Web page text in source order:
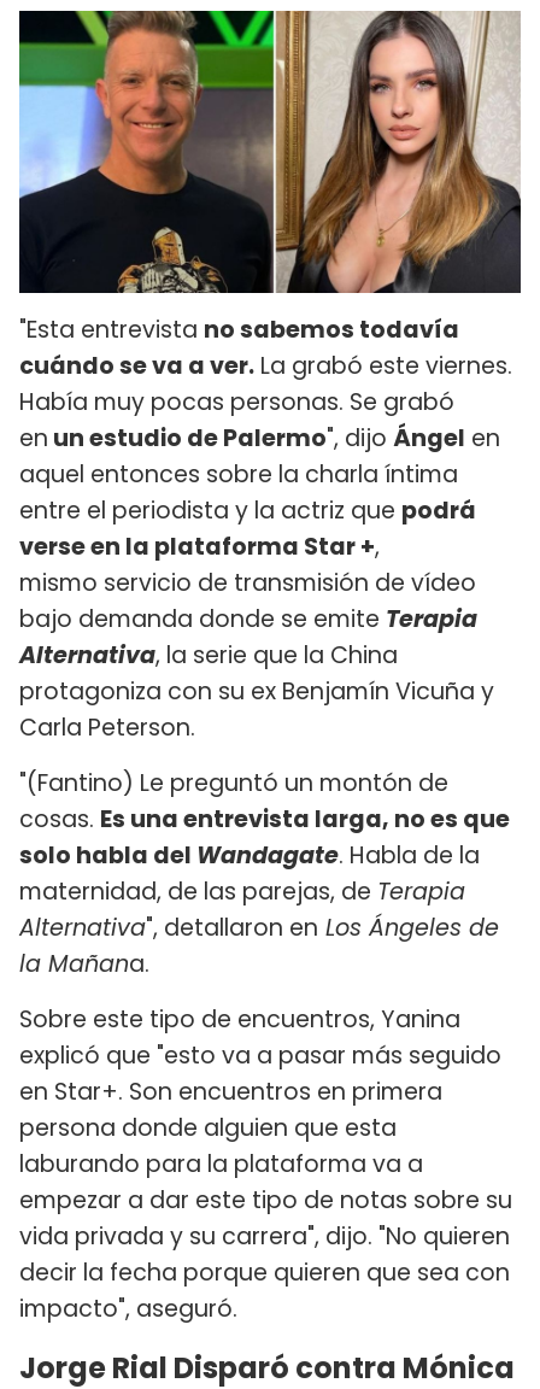
"Esta entrevista no sabemos todavía
cuándo se va a ver. La grabó este viernes.
Había muy pocas personas. Se grabó
en un estudio de Palermo", dijo Ángel en
aquel entonces sobre la charla íntima
entre el periodista y la actriz que podrá
verse en la plataforma Star +,
mismo servicio de transmisión de vídeo
bajo demanda donde se emite Terapia
Alternativa, la serie que la China
protagoniza con su ex Benjamín Vicuña y
Carla Peterson.
"(Fantino) Le preguntó un montón de
cosas. Es una entrevista larga, no es que
solo habla del Wandagate. Habla de la
maternidad, de las parejas, de Terapia
Alternativa", detallaron en Los Ángeles de
la Mañana.
Sobre este tipo de encuentros, Yanina
explicó que "esto va a pasar más seguido
en Star+. Son encuentros en primera
persona donde alguien que esta
laburando para la plataforma va a
empezar a dar este tipo de notas sobre su
vida privada y su carrera", dijo. "No quieren
decir la fecha porque quieren que sea con
impacto", aseguró.
Jorge Rial Disparó contra Mónica